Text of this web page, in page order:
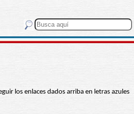
los enlaces dados arriba en letras azules